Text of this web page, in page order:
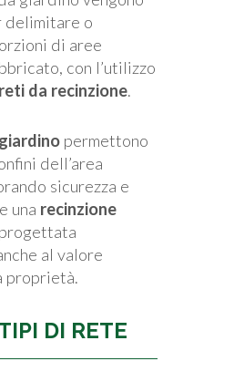
delimitare o
di aree
con l’utilizzo
reti da recinzione.
permettono
dell’area
sicurezza e
una recinzione
al valore
proprietà.
DI RETE